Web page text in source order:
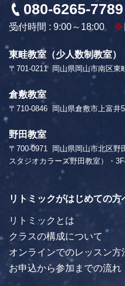
080-6265-7789
受付時間 : 9:00～18:00 ※
東畦教室（少人数制教室）
〒701-0211 岡山県岡山市南区
倉敷教室
〒710-0846 岡山県倉敷市上富井
野田教室
〒700-0971 岡山県岡山市北区野
スタジオカラーズ野田教室）・
リトミックがはじめての方
リトミックとは
クラスの構成について
オンラインでのレッスン方
お申込から参加までの流れ